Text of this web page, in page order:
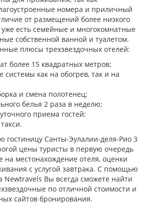
номера и приличный
от размещений более низкого
уже есть семейные и многокомнатные
собственной ванной и туалетом.
плюсы трехзвездочных отелей:
более 15 квадратных метров;
системы как на обогрев, так и на
и смена полотенец;
белья 2 раза в неделю;
приема гостей;
гостиницу Санты-Эулалии-деля-Рио 3
цены туристы в первую очередь
местонахождение отеля, оценки
с услугой завтрака. С помощью
Newtravels Вы всегда сможете найти
по отличной стоимости и
сайтов бронирования.